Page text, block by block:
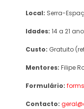
Local: Serra-
Idades: 14 a 21
Custo: Gratuito
Mentores: Filipe
Formulário:
Contacto: